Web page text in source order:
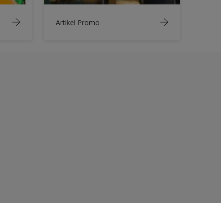
Artikel Promo